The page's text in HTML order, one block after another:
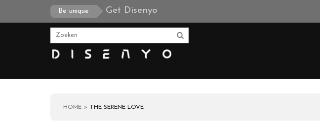
Be unique Get Disenyo
HOME THE SERENE LOVE